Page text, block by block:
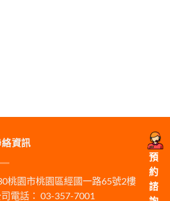
資訊
桃園市桃園區經國一路65號2樓
電話： 03-357-7001
預
約
諮